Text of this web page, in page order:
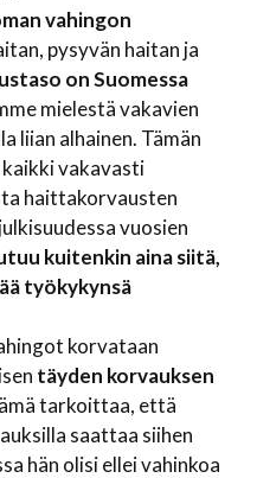
vahingon
pysyvän haitan ja
on Suomessa
mielestä vakavien
liian alhainen. Tämän
vakavasti
haittakorvausten
vuosien
kuitenkin aina siitä,
työkykynsä
korvataan
täyden korvauksen
tarkoittaa, että
saattaa siihen
hän olisi ellei vahinkoa